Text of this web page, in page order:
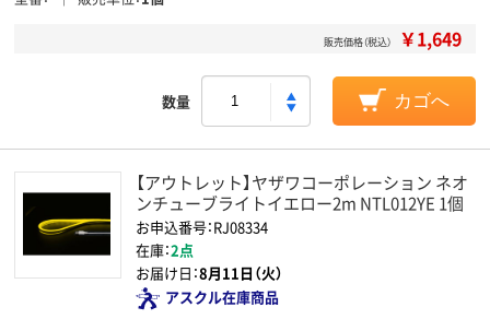
販売価格（税込） ￥1,649
数量 カゴへ
【アウトレット】ヤザワコーポレーション ネオ
ンチューブライトイエロー2m NTL012YE 1個
お申込番号：RJ08334
在庫：2点
お届け日：8月11日（火）
アスクル在庫商品